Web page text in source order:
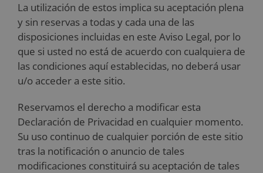
La utilización de estos implica su aceptación plena
y sin reservas a todas y cada una de las
disposiciones incluidas en este Aviso Legal, por lo
que si usted no está de acuerdo con cualquiera de
las condiciones aquí establecidas, no deberá usar
u/o acceder a este sitio.
Reservamos el derecho a modificar esta
Declaración de Privacidad en cualquier momento.
Su uso continuo de cualquier porción de este sitio
tras la notificación o anuncio de tales
modificaciones constituirá su aceptación de tales